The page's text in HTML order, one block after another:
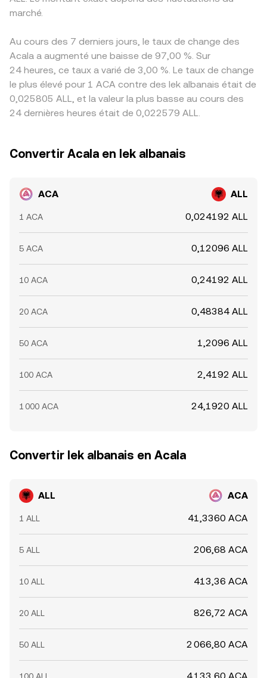
marché.
Au cours des 7 derniers jours, le taux de change des
Acala a augmenté une baisse de 97,00 %. Sur
24 heures, ce taux a varié de 3,00 %. Le taux de change
le plus élevé pour 1 ACA contre des lek albanais était de
0,025805 ALL, et la valeur la plus basse au cours des
24 dernières heures était de 0,022579 ALL.
Convertir Acala en lek albanais
ACA ALL
1 ACA 0,024192 ALL
5 ACA 0,12096 ALL
10 ACA 0,24192 ALL
20 ACA 0,48384 ALL
50 ACA 1,2096 ALL
100 ACA 2,4192 ALL
1 000 ACA 24,1920 ALL
Convertir lek albanais en Acala
ALL ACA
1 ALL 41,3360 ACA
5 ALL 206,68 ACA
10 ALL 413,36 ACA
20 ALL 826,72 ACA
50 ALL 2 066,80 ACA